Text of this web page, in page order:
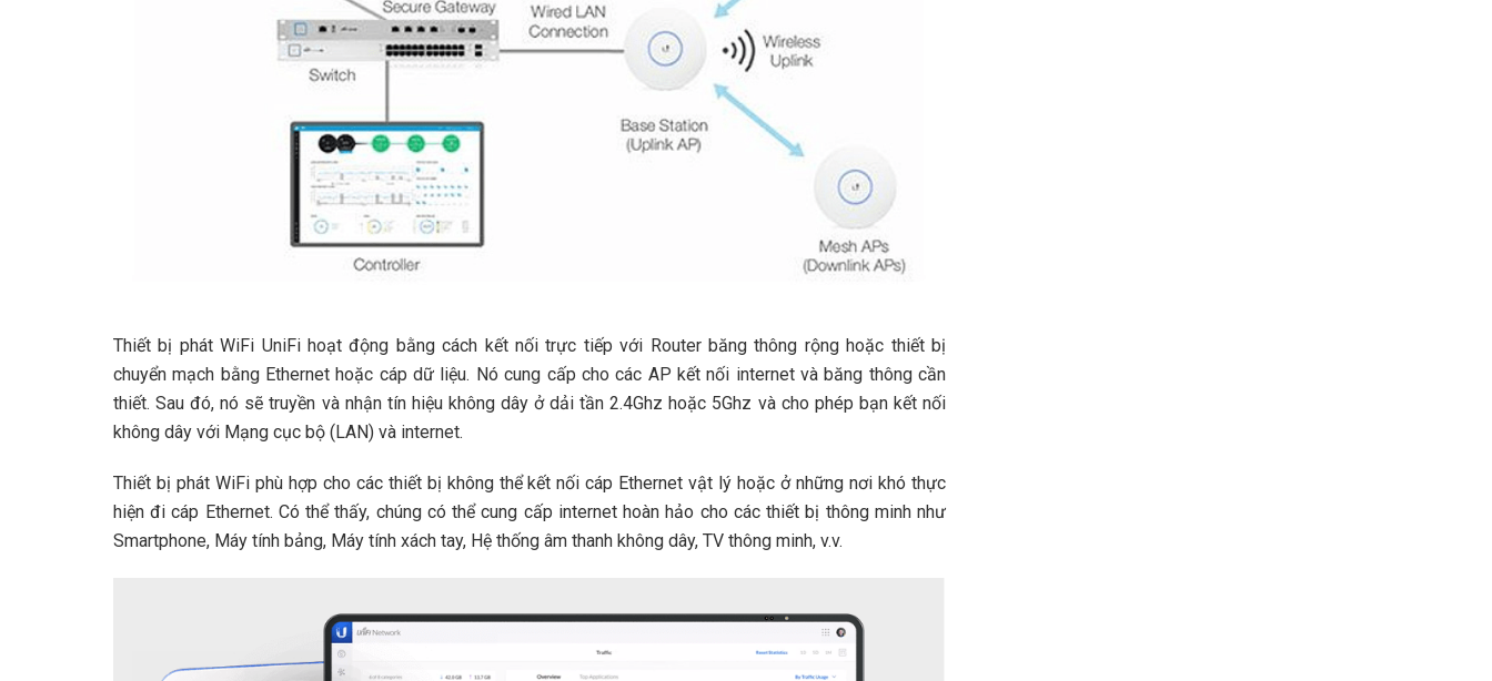
Thiết bị phát WiFi UniFi hoạt động bằng cách kết nối trực tiếp với Router băng thông rộng hoặc thiết bị
chuyển mạch bằng Ethernet hoặc cáp dữ liệu. Nó cung cấp cho các AP kết nối internet và băng thông cần
thiết. Sau đó, nó sẽ truyền và nhận tín hiệu không dây ở dải tần 2.4Ghz hoặc 5Ghz và cho phép bạn kết nối
không dây với Mạng cục bộ (LAN) và internet.
Thiết bị phát WiFi phù hợp cho các thiết bị không thể kết nối cáp Ethernet vật lý hoặc ở những nơi khó thực
hiện đi cáp Ethernet. Có thể thấy, chúng có thể cung cấp internet hoàn hảo cho các thiết bị thông minh như
Smartphone, Máy tính bảng, Máy tính xách tay, Hệ thống âm thanh không dây, TV thông minh, v.v.